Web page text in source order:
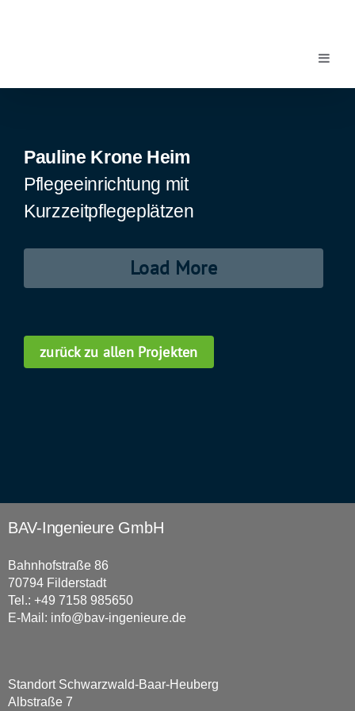
Pauline Krone Heim
Pflegeeinrichtung mit
Kurzzeitpflegeplätzen
Load More
zurück zu allen Projekten
BAV-Ingenieure GmbH
Bahnhofstraße 86
70794 Filderstadt
Tel.: +49 7158 985650
E-Mail: info@bav-ingenieure.de
Standort Schwarzwald-Baar-Heuberg
Albstraße 7